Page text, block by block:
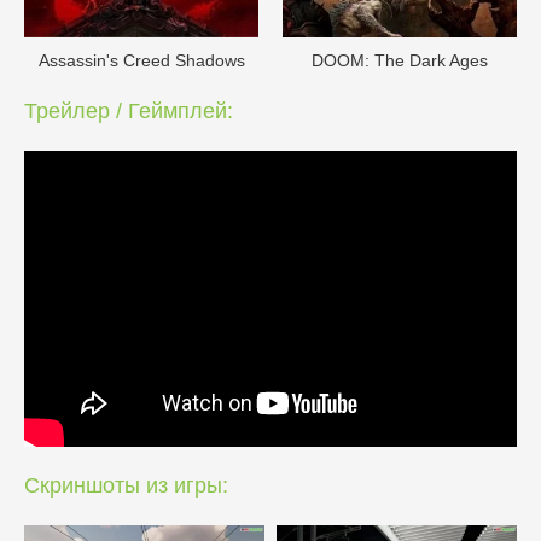
Assassin's Creed Shadows DOОM: The Dark Ages
Трейлер / Геймплей:
Скриншоты из игры: